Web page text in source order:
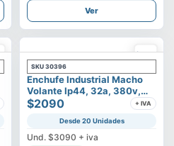
Ver
SKU 30396
Enchufe Industrial Macho
Volante Ip44, 32a, 380v,
3p+t
$2090 + IVA
Desde 20 Unidades
Und. $3090 + iva